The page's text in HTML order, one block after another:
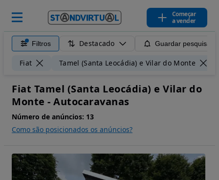
Começar
a vender
Filtros Destacado Guardar pesquisa
Fiat Tamel (Santa Leocádia) e Vilar do Monte
Fiat Tamel (Santa Leocádia) e Vilar do
Monte - Autocaravanas
Número de anúncios: 13
Como são posicionados os anúncios?